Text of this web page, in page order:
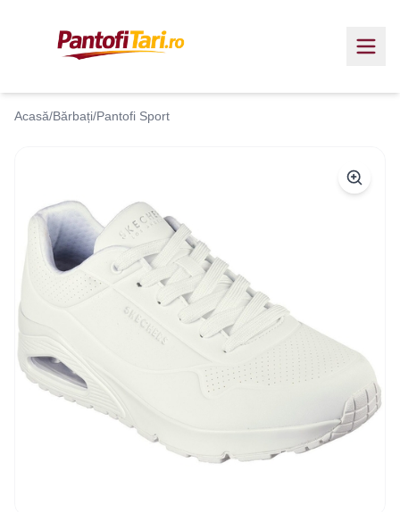
Acasă/Bărbați/Pantofi Sport